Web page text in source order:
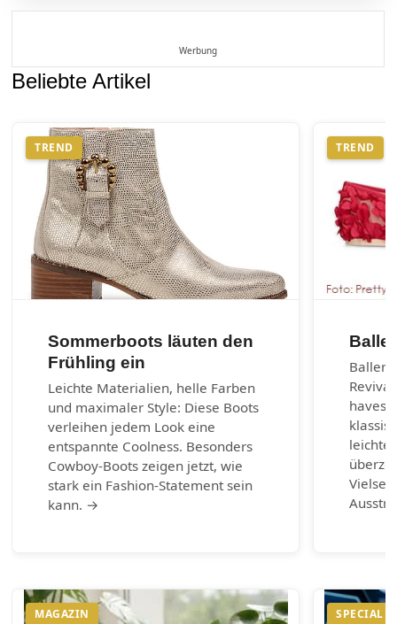
Werbung
Beliebte Artikel
TREND
Sommerboots läuten den
Frühling ein
Leichte Materialien, helle Farben
und maximaler Style: Diese Boots
verleihen jedem Look eine
entspannte Coolness. Besonders
Cowboy-Boots zeigen jetzt, wie
stark ein Fashion-Statement sein
kann. →
TREND
haves
MAGAZIN SPECIAL